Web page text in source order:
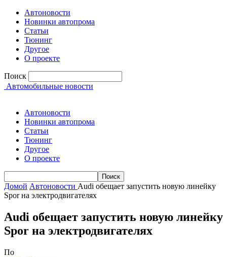
Автоновости
Новинки автопрома
Статьи
Тюнинг
Другое
О проекте
Поиск
Автомобильные новости
Автоновости
Новинки автопрома
Статьи
Тюнинг
Другое
О проекте
Домой Автоновости Audi обещает запустить новую линейку
Spor на электродвигателях
Audi обещает запустить новую линейку
Spor на электродвигателях
По